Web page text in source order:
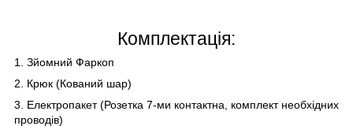
Комплектація:
1. Зйомний Фаркоп
2. Крюк (Кований шар)
3. Електропакет (Розетка 7-ми контактна, комплект необхідних
проводів)